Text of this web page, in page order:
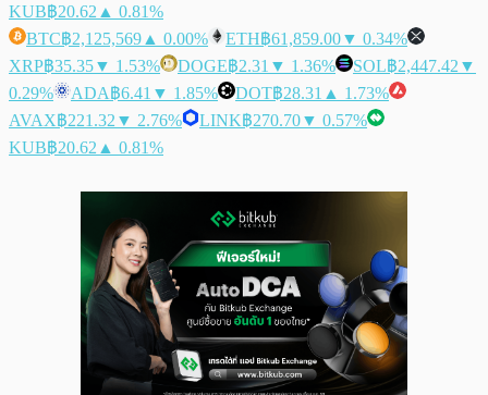
KUB฿20.62 ▲ 0.81%
BTC฿2,125,569 ▲ 0.00% ETH฿61,859.00▼ 0.34%
XRP฿35.35▼ 1.53% DOGE฿2.31 ▼ 1.36% SOL฿2,447.42 ▼
0.29%
ADA฿6.41 ▼ 1.85% DOT฿28.31 ▲ 1.73%
AVAX฿221.32 ▼ 2.76% LINK฿270.70▼ 0.57%
KUB฿20.62 ▲ 0.81%